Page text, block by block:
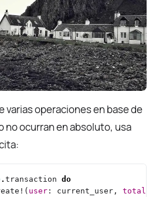
varias operaciones en base de
no ocurran en absoluto, usa
. transaction do
user : current_user, total